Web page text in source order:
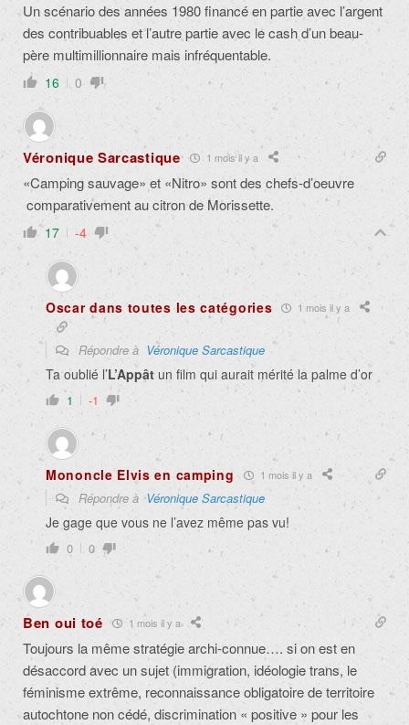
Un scénario des années 1980 financé en partie avec l’argent
des contribuables et l’autre partie avec le cash d’un beau-
père multimillionnaire mais infréquentable.
16 0
Véronique Sarcastique 1 mois il y a
«Camping sauvage» et «Nitro» sont des chefs-d’oeuvre
comparativement au citron de Morissette.
17 -4
Oscar dans toutes les catégories 1 mois il y a
Répondre à Véronique Sarcastique
Ta oublié l’L’Appât un film qui aurait mérité la palme d’or
1 -1
Mononcle Elvis en camping 1 mois il y a
Répondre àVéronique Sarcastique
Je gage que vous ne l’avez même pas vu!
0 0
Ben oui toé 1 mois il y a
Toujours la même stratégie archi-connue…. si on est en
désaccord avec un sujet (immigration, idéologie trans, le
féminisme extrême, reconnaissance obligatoire de territoire
autochtone non cédé, discrimination « positive » pour les